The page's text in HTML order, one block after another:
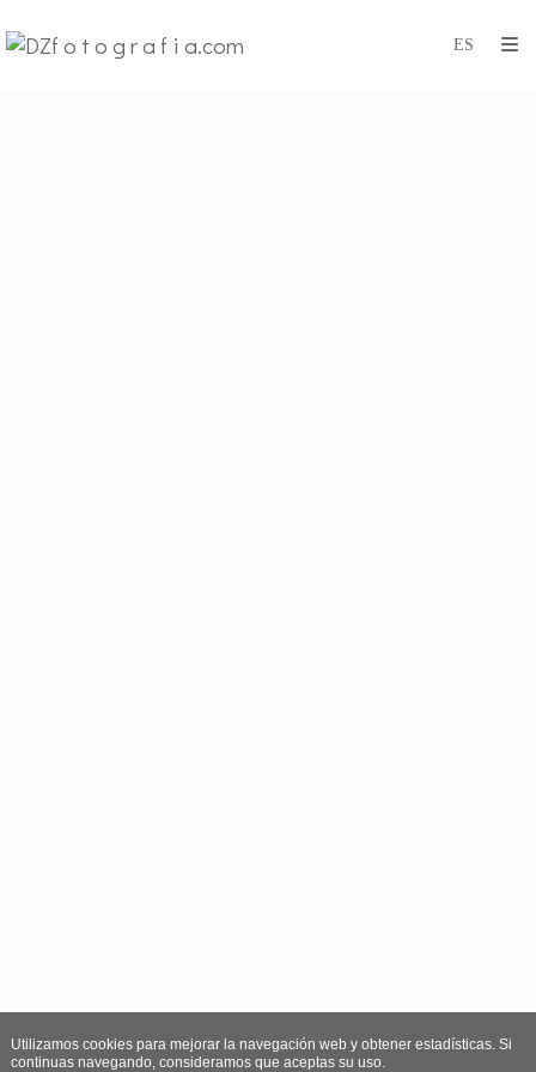
Utilizamos cookies para mejorar la navegación web y obtener estadísticas. Si
continuas navegando, consideramos que aceptas su uso.